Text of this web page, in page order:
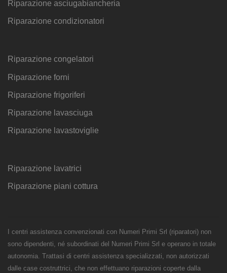
Riparazione asciugabiancheria
Riparazione condizionatori
Riparazione congelatori
Riparazione forni
Riparazione frigoriferi
Riparazione lavasciuga
Riparazione lavastoviglie
Riparazione lavatrici
Riparazione piani cottura
I centri assistenza convenzionati con Numeri Primi Srl (riparatori) non
sono dipendenti, né subordinati del Numeri Primi Srl e operano in totale
autonomia. Trattasi di centri assistenza specializzati, non autorizzati
dalle case costruttrici, che non effettuano riparazioni coperte dalla